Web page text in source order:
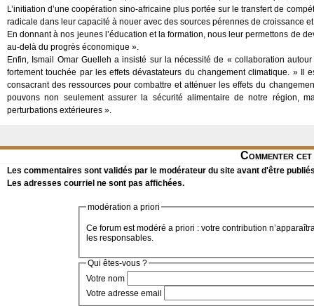
L’initiation d’une coopération sino-africaine plus portée sur le transfert de
radicale dans leur capacité à nouer avec des sources pérennes de croissance
En donnant à nos jeunes l’éducation et la formation, nous leur permettons de
au-delà du progrès économique ».
Enfin, Ismail Omar Guelleh a insisté sur la nécessité de « collaboration
fortement touchée par les effets dévastateurs du changement climatique. »
consacrant des ressources pour combattre et atténuer les effets du
pouvons non seulement assurer la sécurité alimentaire de notre région,
perturbations extérieures ».
Commenter
Les commentaires sont validés par le modérateur du site avant d'être
Les adresses courriel ne sont pas affichées.
modération a priori
Ce forum est modéré a priori : votre contribution
les responsables.
Qui êtes-vous ?
Votre nom
Votre adresse email